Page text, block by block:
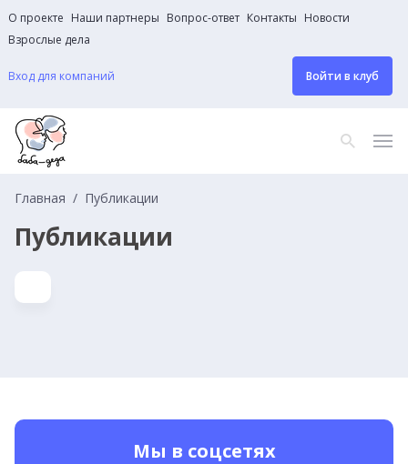
О проекте Наши партнеры Вопрос-ответ Контакты Новости
Взрослые дела
Вход для компаний Войти в клуб
Главная Публикации
Публикации
Мы в соцсетях